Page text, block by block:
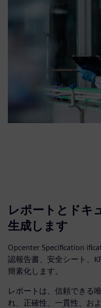
レポートとドキ
生成します
Opcenter Specification
認報告書、安全シート、
簡素化します。
レポートは、信頼できる
れ、正確性、一貫性、お